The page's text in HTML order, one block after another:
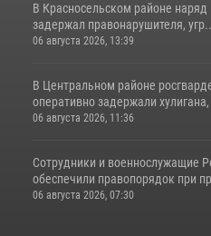
В Красносельском районе наряд
задержал правонарушителя,
06 августа 2026, 13:39
В Центральном районе
оперативно задержали хулигана,
06 августа 2026, 11:36
Сотрудники и военнослужащие
обеспечили правопорядок при
06 августа 2026, 07:30